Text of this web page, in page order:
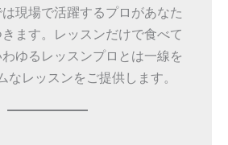
現場で活躍するプロがあなた
ます。レッスンだけで食べて
ゆるレッスンプロとは一線を
なレッスンをご提供します。